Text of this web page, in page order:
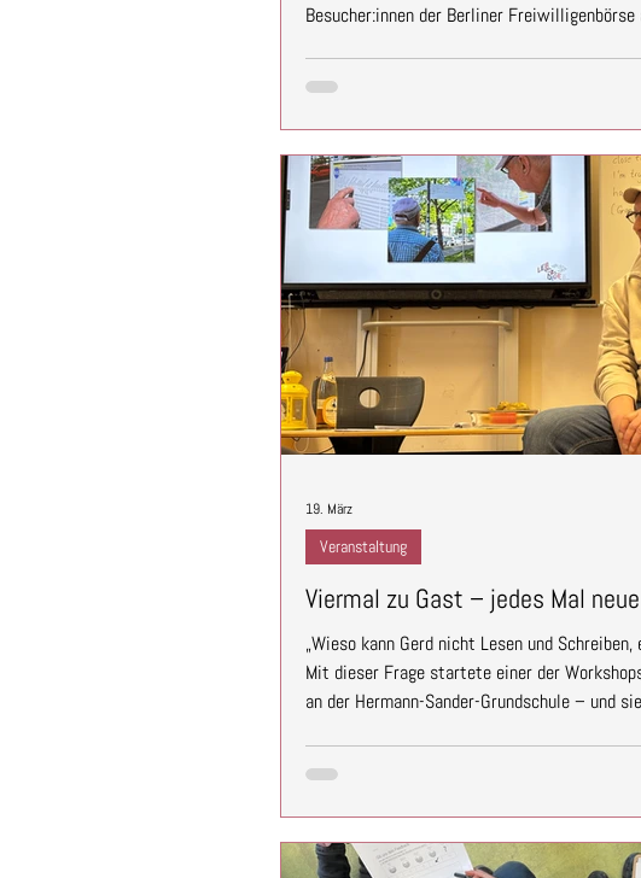
Besucher:innen der Berliner Freiwilligenbörse
Initiativen und Vereinen entstanden immer
Gespräche. Interessierte
Viermal zu Gast – jedes Mal
„Wieso kann Gerd nicht Lesen und
Mit dieser Frage startete einer der
an der Hermann-Sander-Grundschule – und
gesamten vierten Jahrgang gearbeitet. Im
unser Lebendiges Buch zum Thema „geringe
Veranstaltung
19. März